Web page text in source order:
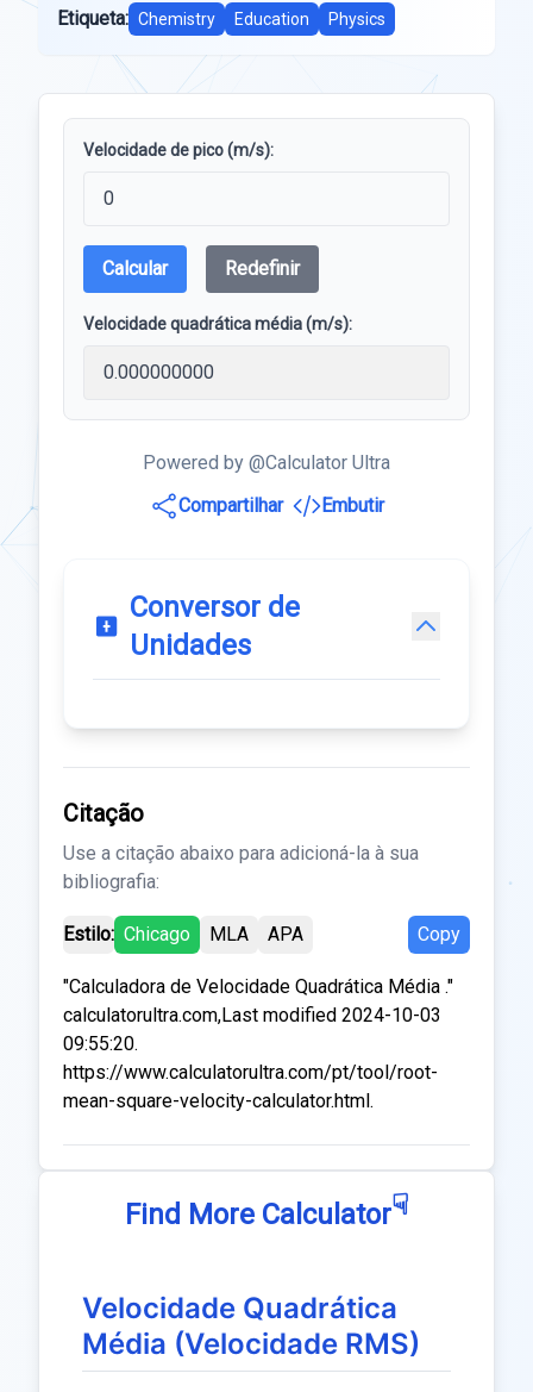
Etiqueta: Chemistry Education Physics
Velocidade de pico (m/s):
Calcular Redefinir
Velocidade quadrática média (m/s):
Powered by @Calculator Ultra
Compartilhar
Embutir
Conversor de
Unidades
Citação
Use a citação abaixo para adicioná-la à sua
bibliografia:
Estilo: Chicago MLA APA Copy
"Calculadora de Velocidade Quadrática Média ."
calculatorultra.com,Last modified 2024-10-03
09:55:20.
https://www.calculatorultra.com/pt/tool/root-
mean-square-velocity-calculator.html.
Find More Calculator☟
Velocidade Quadrática
Média (Velocidade RMS)